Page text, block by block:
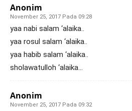
Anonim
November 25, 2017 Pada 09:28
yaa nabi salam ‘alaika..
yaa rosul salam ‘alaika..
yaa habib salam ‘alaika..
sholawatulloh ‘alaika…
Anonim
November 25, 2017 Pada 09:32